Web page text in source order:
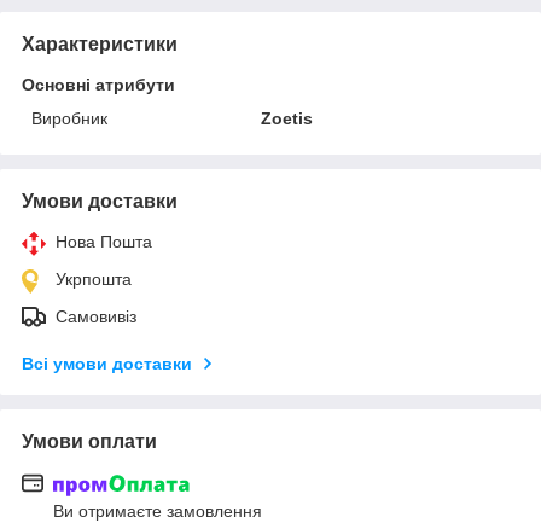
Характеристики
Основні атрибути
Виробник
Zoetis
Умови доставки
Нова Пошта
Укрпошта
Самовивіз
Всі умови доставки
Умови оплати
Ви отримаєте замовлення